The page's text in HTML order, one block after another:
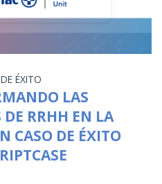
ÉXITO
LAS
DE RRHH EN LA
CASO DE ÉXITO